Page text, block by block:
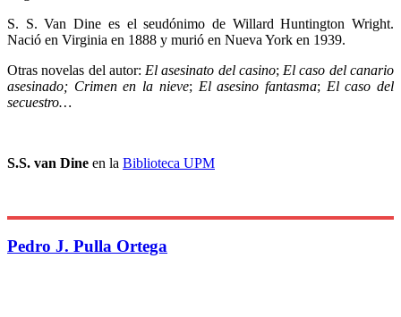
S. S. Van Dine es el seudónimo de Willard Huntington Wright.
Nació en Virginia en 1888 y murió en Nueva York en 1939.
Otras novelas del autor:El asesinato del casino;El caso del canario
asesinado; Crimen en la nieve; El asesino fantasma; El caso del
secuestro…
S.S. van Dine en la Biblioteca UPM
Pedro J. Pulla Ortega